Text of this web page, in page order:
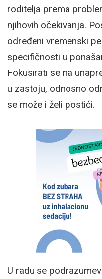
roditelja prema
njihovih očekivanja.
određeni vremenski
specifičnosti u
Fokusirati se na
u zastoju, odnosno
se može i želi postići.
U radu se